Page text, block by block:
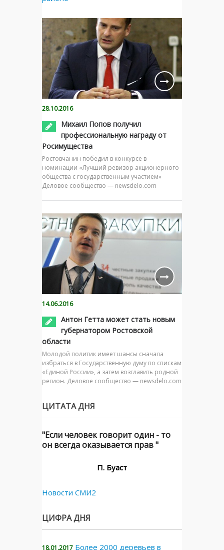
28.10.2016
Михаил Попов получил
профессиональную награду от
Росимущества
Ростовчанин победил в конкурсе в
номинации «Лучший ревизор акционерного
общества с государственным участием»
Деловое сообщество — newsdelo.com
14.06.2016
Антон Гетта может стать новым
губернатором Ростовской
области
Молодой политик имеет шансы сначала
избраться в Государственную думу по спискам
«Единой России», а затем возглавить родной
регион. Деловое сообщество — newsdelo.com
ЦИТАТА ДНЯ
"Если человек говорит один - то
он всегда оказывается прав "
П. Буаст
Новости СМИ2
ЦИФРА ДНЯ
18.01.2017 Более 2000 деревьев в